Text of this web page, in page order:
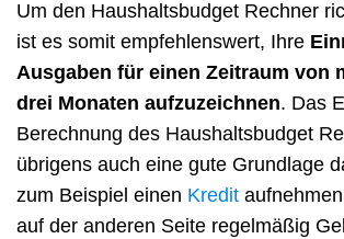
Um den Haushaltsbudget Rechner
ist es somit empfehlenswert, Ihre
Ausgaben für einen Zeitraum von
drei Monaten aufzuzeichnen. Das
Berechnung des Haushaltsbudget
übrigens auch eine gute Grundlage
zum Beispiel einen Kredit
auf der anderen Seite regelmäßig